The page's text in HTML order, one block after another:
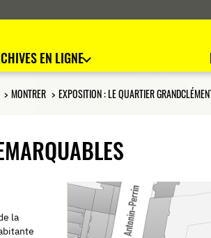
EN LIGNE
MONTRER EXPOSITION : LE QUARTIER
la